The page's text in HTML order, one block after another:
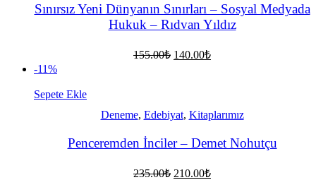
Sınırsız Yeni Dünyanın Sınırları – Sosyal Medyada
Hukuk – Rıdvan Yıldız
155.00₺ Orijinal
140.00₺Şu
-11%
Sepete Ekle
Deneme, Edebiyat, Kitaplarımız
Penceremden İnciler – Demet Nohutçu
235.00₺ Orijinal
210.00₺Şu